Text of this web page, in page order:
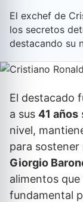
El exchef de
los secretos
destacando su
El destacado
a sus 41 años
nivel,
para sostener
Giorgio
alimentos
fundamental